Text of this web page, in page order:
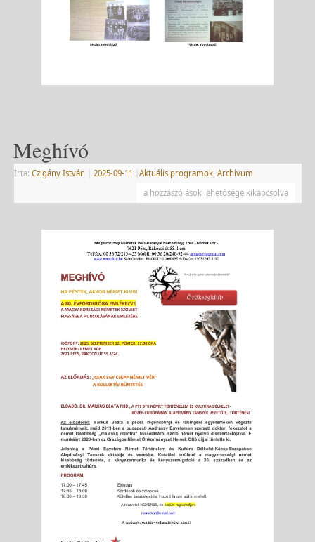
Meghívó
Írta: Czigány István 2025-09-11 Aktuális programok, Archívum
a hozzászólások lehetősége kikapcsolva